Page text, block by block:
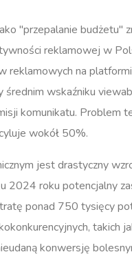
"przepalanie budżetu"
reklamowej w
reklamowych na
średnim wskaźniku
komunikatu. Problem
wokół 50%.
jest drastyczny
2024 roku potencjalny
ponad 750 tysięcy
takich
konwersję